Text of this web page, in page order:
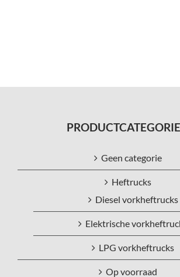
Geen categorie
Heftrucks
Diesel vorkheftrucks
Elektrische
LPG vorkheftrucks
Op voorraad